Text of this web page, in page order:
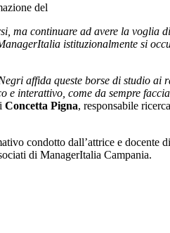
del
ma continuare ad avere la voglia
istituzionalmente si
affida queste borse di studio ai
interattivo, come da sempre
Concetta Pigna, responsabile
condotto dall’attrice e docente
di ManagerItalia Campania.